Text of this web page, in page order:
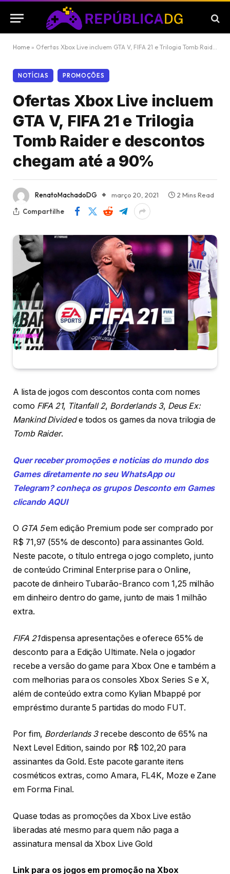
Home » Ofertas Xbox Live incluem GTA V, FIFA 21 e Trilogia Tomb Raider e descontos chegam até a 90%
NOTÍCIAS PROMOÇÕES
Ofertas Xbox Live incluem
GTA V, FIFA 21 e Trilogia
Tomb Raider e descontos
chegam até a 90%
RenatoMachadoDG março 20, 2021
2 Mins Read
Compartilhe
A lista de jogos com descontos conta com nomes
como FIFA 21, Titanfall 2, Borderlands 3, Deus Ex:
Mankind Dividede todos os games da nova trilogia de
Tomb Raider.
Quer receber promoções e noticias do mundo dos
Games diretamente no seu WhatsApp ou
Telegram? conheça os grupos Desconto em Games
clicando AQUI
O GTA 5em edição Premium pode ser comprado por
R$ 71,97 (55% de desconto) para assinantes Gold.
Neste pacote, o título entrega o jogo completo, junto
de conteúdo Criminal Enterprise para o Online,
pacote de dinheiro Tubarão-Branco com 1,25 milhão
em dinheiro dentro do game, junto de mais 1 milhão
extra.
FIFA 21dispensa apresentações e oferece 65% de
desconto para a Edição Ultimate. Nela o jogador
recebe a versão do game para Xbox One e também a
com melhorias para os consoles Xbox Series S e X,
além de conteúdo extra como Kylian Mbappé por
empréstimo durante 5 partidas do modo FUT.
Por fim, Borderlands 3recebe desconto de 65% na
Next Level Edition, saindo por R$ 102,20 para
assinantes da Gold. Este pacote garante itens
cosméticos extras, como Amara, FL4K, Moze e Zane
em Forma Final.
Quase todas as promoções da Xbox Live estão
liberadas até mesmo para quem não paga a
assinatura mensal da Xbox Live Gold
Link para os jogos em promoção na Xbox